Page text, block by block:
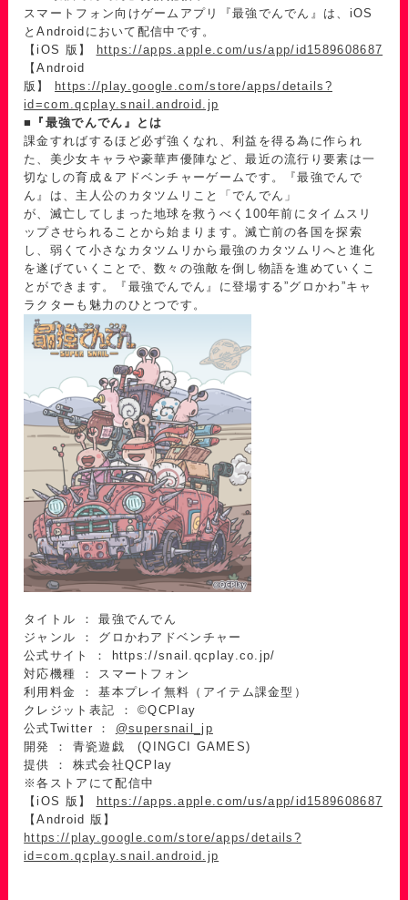
スマートフォン向けゲームアプリ『最強でんでん』は、iOS
とAndroidにおいて配信中です。
【iOS 版】
https://apps.apple.com/us/app/id1589608687
【Android
版】
https://play.google.com/store/apps/details?
id=com.qcplay.snail.android.jp
■
『最強でんでん』とは
課金すればするほど必ず強くなれ、利益を得る為に作られ
た、美少女キャラや豪華声優陣など、最近の流行り要素は一
切なしの育成＆アドベンチャーゲームです。『最強でんで
ん』は、主人公のカタツムリこと「でんでん」
が、滅亡してしまった地球を救うべく100年前にタイムスリ
ップさせられることから始まります。滅亡前の各国を探索
し、弱くて小さなカタツムリから最強のカタツムリへと進化
を遂げていくことで、数々の強敵を倒し物語を進めていくこ
とができます。『最強でんでん』に登場する”グロかわ”キャ
ラクターも魅力のひとつです。
タイトル ： 最強でんでん
ジャンル ： グロかわアドベンチャー
公式サイト ： https://snail.qcplay.co.jp/
対応機種 ： スマートフォン
利用料金 ： 基本プレイ無料（アイテム課金型）
クレジット表記 ： ©QCPlay
公式Twitter ： @supersnail_jp
開発 ： 青瓷遊戯 (QINGCI GAMES)
提供 ： 株式会社QCPlay
※各ストアにて配信中
【iOS 版】
https://apps.apple.com/us/app/id1589608687
【Android 版】
https://play.google.com/store/apps/details?
id=com.qcplay.snail.android.jp